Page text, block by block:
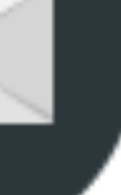
COOKIE-
по оказанию
авторским